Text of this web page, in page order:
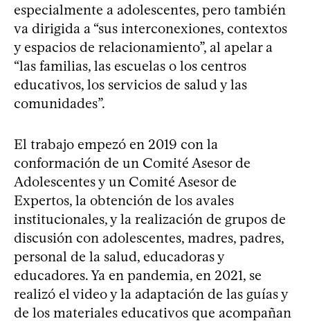
especialmente a adolescentes, pero también
va dirigida a “sus interconexiones, contextos
y espacios de relacionamiento”, al apelar a
“las familias, las escuelas o los centros
educativos, los servicios de salud y las
comunidades”.
El trabajo empezó en 2019 con la
conformación de un Comité Asesor de
Adolescentes y un Comité Asesor de
Expertos, la obtención de los avales
institucionales, y la realización de grupos de
discusión con adolescentes, madres, padres,
personal de la salud, educadoras y
educadores. Ya en pandemia, en 2021, se
realizó el video y la adaptación de las guías y
de los materiales educativos que acompañan